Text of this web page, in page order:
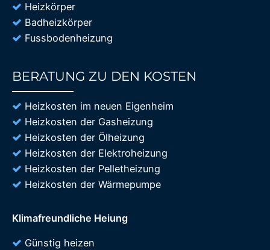
Heizkörper
Badheizkörper
Fussbodenheizung
BERATUNG ZU DEN KOSTEN
Heizkosten im neuen Eigenheim
Heizkosten der Gasheizung
Heizkosten der Ölheizung
Heizkosten der Elektroheizung
Heizkosten der Pelletheizung
Heizkosten der Wärmepumpe
Klimafreundliche Heiung
Günstig heizen